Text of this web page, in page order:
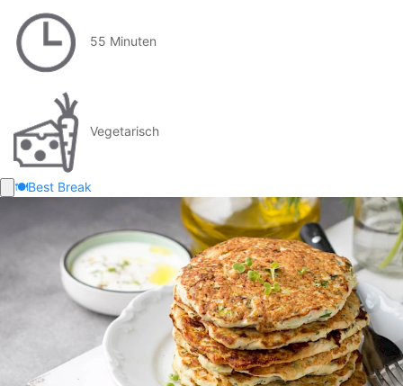
55 Minuten
Vegetarisch
🍽️Best Break